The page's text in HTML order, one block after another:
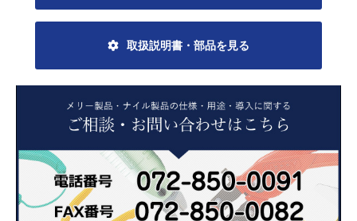
取扱説明書・部品を見る